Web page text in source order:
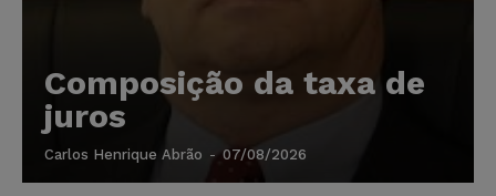
Composição da taxa de
juros
Carlos Henrique Abrão - 07/08/2026